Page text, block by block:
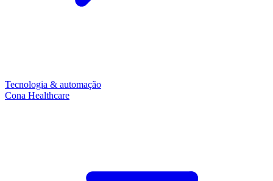
Tecnologia & automação
Cona Healthcare